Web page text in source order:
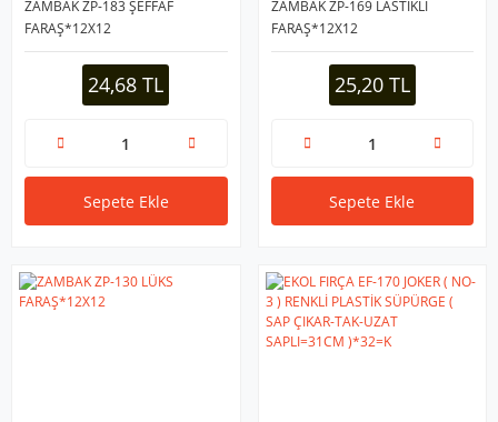
ZAMBAK ZP-183 ŞEFFAF
FARAŞ*12X12
24,68 TL
Sepete Ekle
ZAMBAK ZP-169 LASTİKLİ
FARAŞ*12X12
25,20 TL
Sepete Ekle